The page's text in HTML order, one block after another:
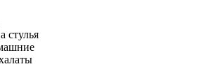
стулья